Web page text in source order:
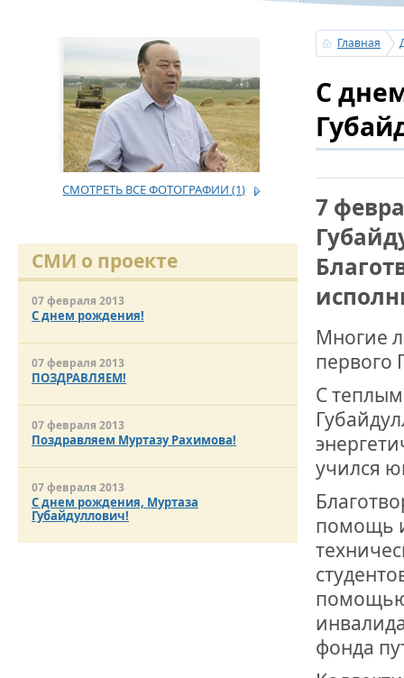
СОВЕТА
«УРАЛ»
УСЕРГАН.
ОГОНЬ -
ПОЖАРОВ
ДРУЖБА НЕ
В ДОМЕ
ВНОВЬ О
ДВА
ДО
ЮСУПОВА
ЛЮБОЙ
«ВЕТЕРАН
СМОТРЕТЬ ВСЕ ФОТОГРАФИИ (1)
СМИ о проекте
07 февраля 2013
С днем рождения!
07 февраля 2013
ПОЗДРАВЛЯЕМ!
07 февраля 2013
Поздравляем Муртазу Рахимова!
07 февраля 2013
С днем рождения, Муртаза
Губайдуллович!
Главная
С
7
Многие
первого
С
учился
помощь
помощью
фонда